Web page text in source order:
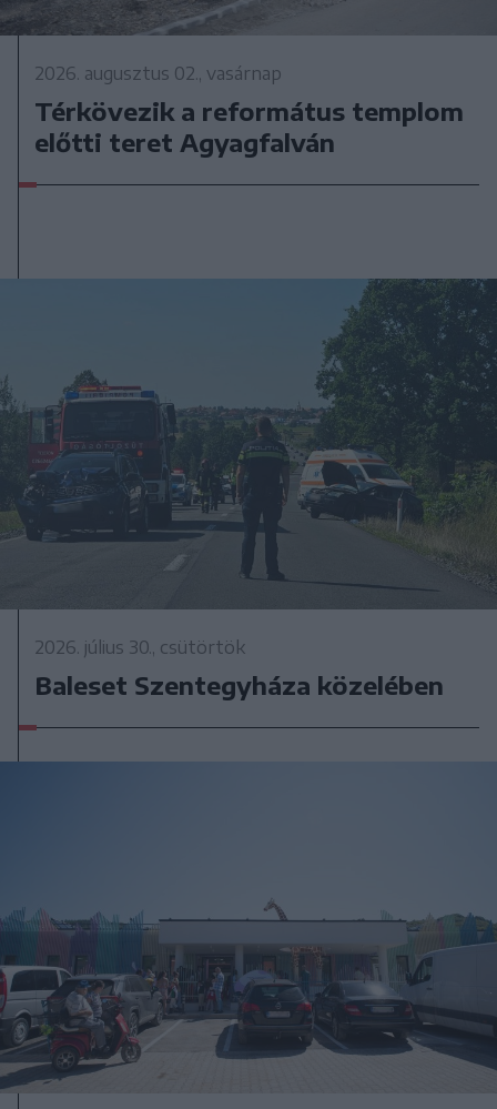
2026. augusztus 02., vasárnap
Térkövezik a református templom
előtti teret Agyagfalván
2026. július 30., csütörtök
Baleset Szentegyháza közelében